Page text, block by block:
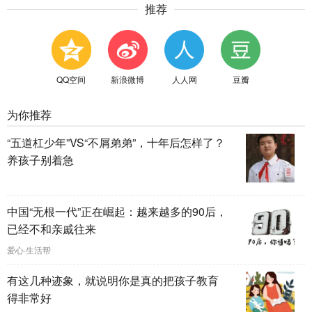
推荐
QQ空间 新浪微博 人人网 豆瓣
为你推荐
“五道杠少年”VS“不屑弟弟”，十年后怎样了？
养孩子别着急
中国“无根一代”正在崛起：越来越多的90后，
已经不和亲戚往来
爱心·生活帮
有这几种迹象，就说明你是真的把孩子教育
得非常好